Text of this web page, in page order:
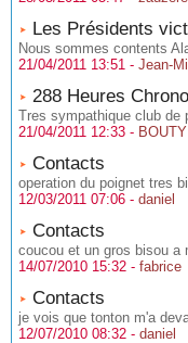
Les Présidents
Nous sommes contents
21/04/2011 13:51 - Jean-
288 Heures
Tres sympathique club de
21/04/2011 12:33 - BOUTY
Contacts
operation du poignet tres
12/03/2011 07:06 - daniel
Contacts
coucou et un gros bisou a
14/07/2010 15:32 - fabrice
Contacts
je vois que tonton m'a
12/07/2010 08:32 - daniel